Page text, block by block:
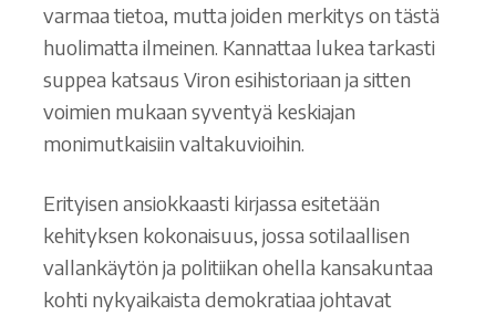
varmaa tietoa, mutta joiden merkitys on tästä
huolimatta ilmeinen. Kannattaa lukea tarkasti
suppea katsaus Viron esihistoriaan ja sitten
voimien mukaan syventyä keskiajan
monimutkaisiin valtakuvioihin.
Erityisen ansiokkaasti kirjassa esitetään
kehityksen kokonaisuus, jossa sotilaallisen
vallankäytön ja politiikan ohella kansakuntaa
kohti nykyaikaista demokratiaa johtavat